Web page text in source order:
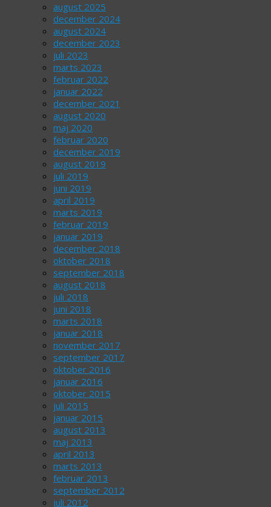
august 2025
december 2024
august 2024
december 2023
juli 2023
marts 2023
februar 2022
januar 2022
december 2021
august 2020
maj 2020
februar 2020
december 2019
august 2019
juli 2019
juni 2019
april 2019
marts 2019
februar 2019
januar 2019
december 2018
oktober 2018
september 2018
august 2018
juli 2018
juni 2018
marts 2018
januar 2018
november 2017
september 2017
oktober 2016
januar 2016
oktober 2015
juli 2015
januar 2015
august 2013
maj 2013
april 2013
marts 2013
februar 2013
september 2012
juli 2012